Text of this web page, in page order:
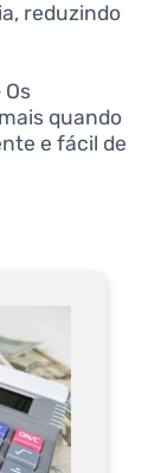
reduzindo
Os
quando
e fácil de